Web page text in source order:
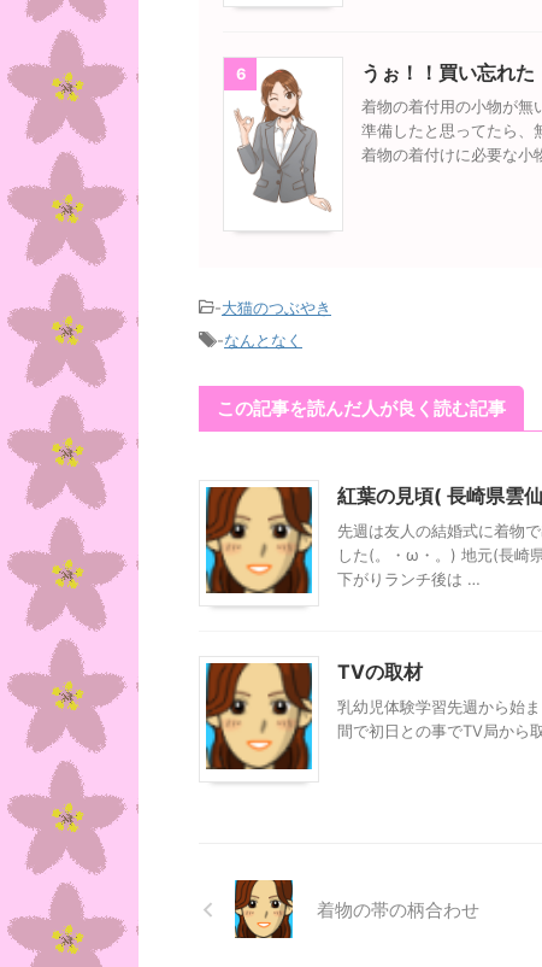
6 うぉ！！買い忘れ
着物の着付用の小物が無
準備したと思ってたら、
着物の着付けに必要な小
-大猫のつぶやき
-なんとなく
この記事を読んだ人が良く読む記事
紅葉の見頃( 長崎県雲
先週は友人の結婚式に着物
した(。・ω・。) 地元(長崎
下がりランチ後は …
TVの取材
乳幼児体験学習先週から始
間で初日との事でTV局か
着物の帯の柄合わせ